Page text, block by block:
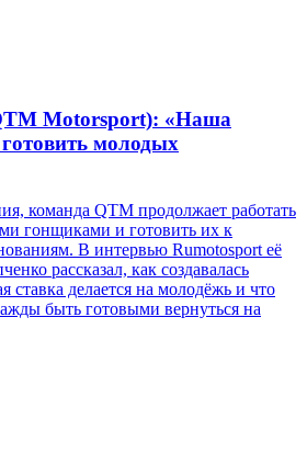
Motorsport): «Наша
молодых
команда QTM продолжает работать
гонщиками и готовить их к
В интервью Rumotosport её
рассказал, как создавалась
ставка делается на молодёжь и что
быть готовыми вернуться на